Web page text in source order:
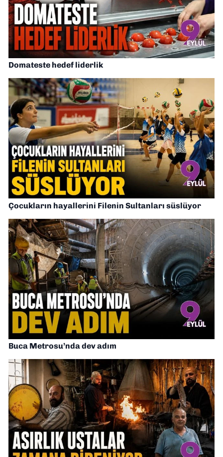
Domateste hedef liderlik
Çocukların hayallerini Filenin Sultanları süslüyor
Buca Metrosu’nda dev adım